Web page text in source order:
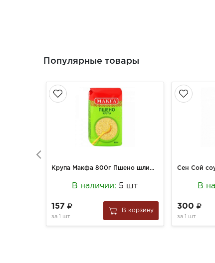
Популярные товары
Крупа Макфа 800г Пшено шлифованное
В наличии: 5 шт
157
за 1 шт
В корзину
В
300
за 1 шт